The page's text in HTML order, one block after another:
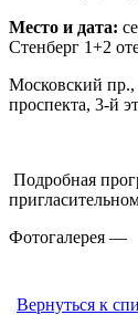
Место и дата:
Стенберг 1+2
Московский пр.,
проспекта, 3-й
Подробная
Фотогалерея —
Вернуться к